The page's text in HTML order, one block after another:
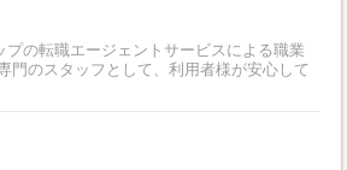
の転職エージェントサービスによる職業
門のスタッフとして、利用者様が安心して